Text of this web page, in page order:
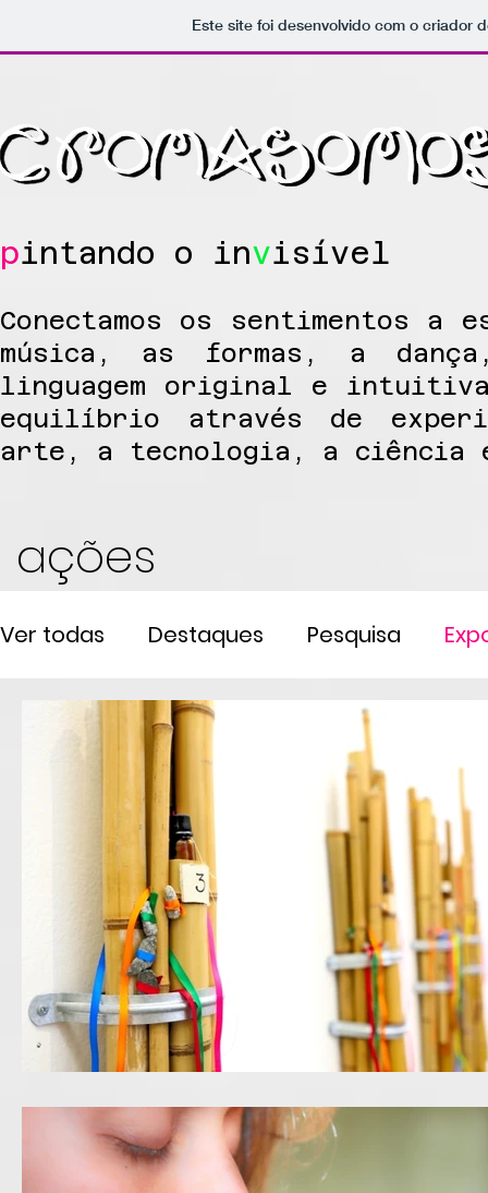
Este site foi desenvolvido com o criador
pintando o invisível
Conectamos os sentimentos a
música, as formas, a
linguagem original e intuitiva,
equilíbrio através de
arte, a tecnologia, a
Ver todas Destaques Pesquisa
ações